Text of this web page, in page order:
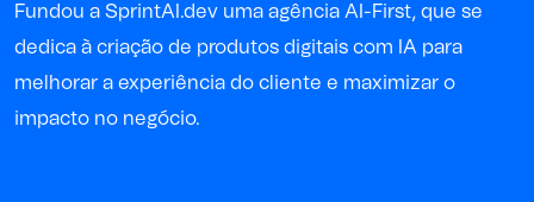
Fundou a SprintAI.dev uma agência AI-First, que se
dedica à criação de produtos digitais com IA para
melhorar a experiência do cliente e maximizar o
impacto no negócio.